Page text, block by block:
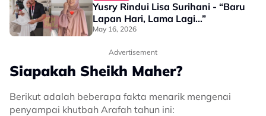
Yusry Rindui Lisa Surihani - “Baru
Lapan Hari, Lama Lagi…”
May 16, 2026
Advertisement
Siapakah Sheikh Maher?
Berikut adalah beberapa fakta menarik mengenai
penyampai khutbah Arafah tahun ini: